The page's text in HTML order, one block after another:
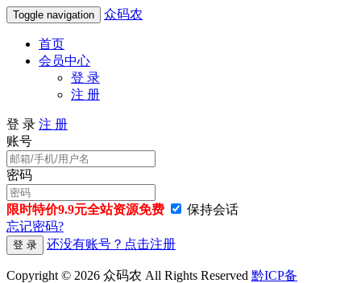
Toggle navigation 众码农
首页
会员中心
登 录
注 册
登 录 注 册
账号
密码
限时特价9.9元全站资源免费
保持会话
忘记密码?
登 录 还没有账号？点击注册
Copyright © 2026 众码农 All Rights Reserved 黔ICP备